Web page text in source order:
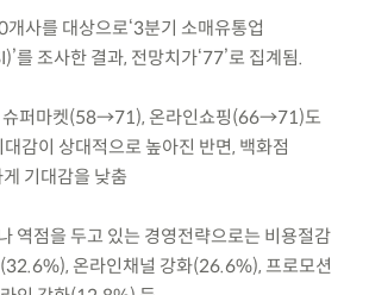
사를 대상으로‘3분기 소매유통업
를 조사한 결과, 전망치가‘77’로 집계됨.
퍼마켓(58→71), 온라인쇼핑(66→71)도
감이 상대적으로 높아진 반면, 백화점
기대감을 낮춤
역점을 두고 있는 경영전략으로는 비용절감
온라인채널 강화(26.6%), 프로모션